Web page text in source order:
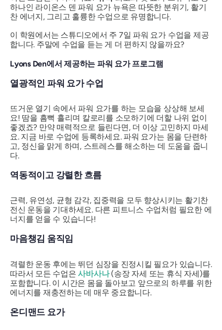
하나인 라이온스 덴 파워 요가 뉴욕은 따뜻한 분위기, 활기
찬 에너지, 그리고 훌륭한 수업으로 유명합니다.
이 학원에서는 스튜디오에서 주 7일 파워 요가 수업을 제공
합니다. 주말에 수업을 듣는 게 더 편하지 않을까요?
Lyons Den에서 제공하는 파워 요가 프로그램
열광적인 파워 요가 수업
뜨거운 열기 속에서 파워 요가를 하는 모습을 상상해 보세
요! 땀을 흠뻑 흘리며 칼로리를 소모하기에 더할 나위 없이
좋겠죠? 만약 매력적으로 들린다면, 더 이상 고민하지 마세
요. 지금 바로 수업에 등록하세요. 파워 요가는 몸을 단련하
고, 정신을 맑게 하며, 스트레스를 해소하는 데 도움을 줍니
다.
역동적이고 강렬한 흐름
근력, 유연성, 균형 감각, 집중력을 모두 향상시키는 활기찬
전신 운동을 기대하세요. 다른 피트니스 수업처럼 필요한 에
너지를 얻을 수 있습니다!
마음챙김 움직임
격렬한 운동 후에는 뛰던 심장을 진정시킬 필요가 있습니다.
따라서 모든 수업은사바사나(송장 자세 또는 휴식 자세)를
포함합니다. 이 시간은 몸을 돌아보고 앞으로의 하루를 위한
에너지를 재충전하는 데 매우 중요합니다.
온디맨드 요가